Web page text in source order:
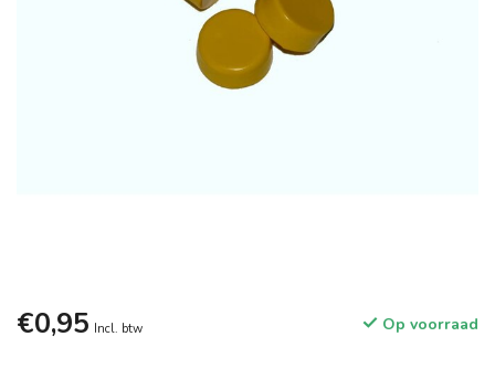
€0,95 Incl. btw Op voorraad